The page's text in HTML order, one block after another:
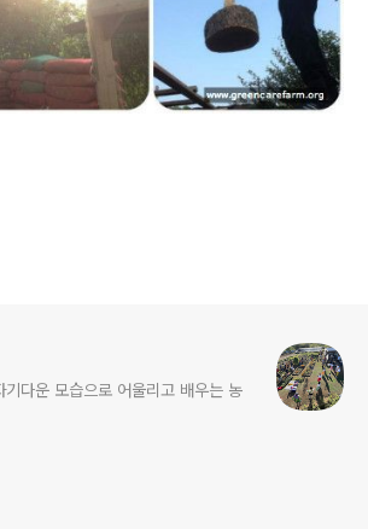
다운 모습으로 어울리고 배우는 농